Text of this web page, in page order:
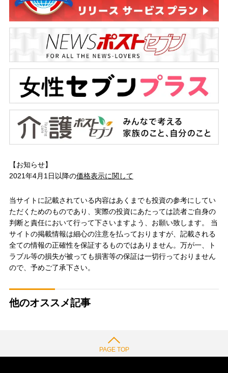
【お知らせ】
2021年4月1日以降の価格表示に関して
当サイトに記載されている内容はあくまでも投資の参考にしてい
ただくためのものであり、実際の投資にあたっては読者ご自身の
判断と責任において行って下さいますよう、お願い致します。 当
サイトの掲載情報は細心の注意を払っておりますが、記載される
全ての情報の正確性を保証するものではありません。万が一、ト
ラブル等の損失が被っても損害等の保証は一切行っておりません
ので、予めご了承下さい。
他のオススメ記事
PAGE TOP